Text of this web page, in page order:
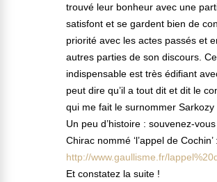
trouvé leur bonheur avec une
satisfont et se gardent bien de
priorité avec les actes passés et
autres parties de son discours.
indispensable est très édifiant
peut dire qu’il a tout dit et dit le
qui me fait le surnommer Sarkozy
Un peu d’histoire : souvenez-
Chirac nommé ‘l’appel de Cochin’ :
http://www.gaullisme.fr/
Et constatez la suite !